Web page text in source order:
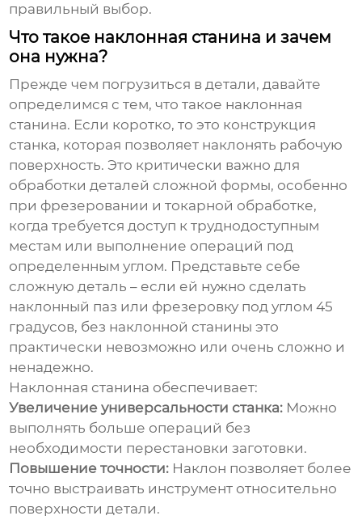
правильный выбор.
Что такое наклонная станина и зачем
она нужна?
Прежде чем погрузиться в детали, давайте
определимся с тем, что такое наклонная
станина. Если коротко, то это конструкция
станка, которая позволяет наклонять рабочую
поверхность. Это критически важно для
обработки деталей сложной формы, особенно
при фрезеровании и токарной обработке,
когда требуется доступ к труднодоступным
местам или выполнение операций под
определенным углом. Представьте себе
сложную деталь – если ей нужно сделать
наклонный паз или фрезеровку под углом 45
градусов, без наклонной станины это
практически невозможно или очень сложно и
ненадежно.
Наклонная станина обеспечивает:
Увеличение универсальности станка: Можно
выполнять больше операций без
необходимости перестановки заготовки.
Повышение точности: Наклон позволяет более
точно выстраивать инструмент относительно
поверхности детали.